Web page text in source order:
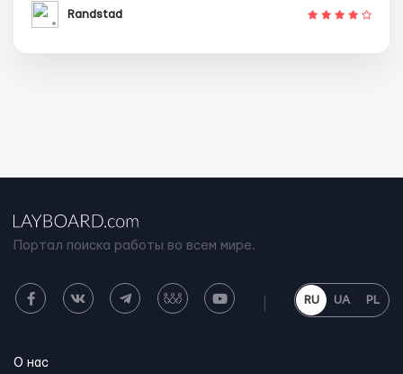
Randstad
Портал поиска работы во всем мире.
RU UA PL
О нас